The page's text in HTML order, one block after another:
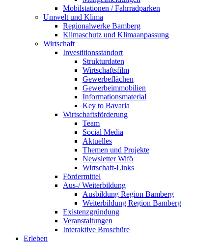
Mobilstationen / Fahrradparken
Umwelt und Klima
Regionalwerke Bamberg
Klimaschutz und Klimaanpassung
Wirtschaft
Investitionsstandort
Strukturdaten
Wirtschaftsfilm
Gewerbeflächen
Gewerbeimmobilien
Informationsmaterial
Key to Bavaria
Wirtschaftsförderung
Team
Social Media
Aktuelles
Themen und Projekte
Newsletter Wifö
Wirtschaft-Links
Fördermittel
Aus-/ Weiterbildung
Ausbildung Region Bamberg
Weiterbildung Region Bamberg
Existenzgründung
Veranstaltungen
Interaktive Broschüre
Erleben